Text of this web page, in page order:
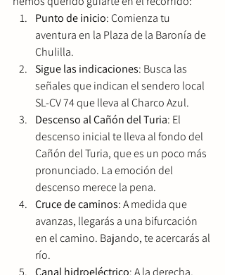
Punto de inicio: Comienza tu
aventura en la Plaza de la Baronía de
Chulilla.
Sigue las indicaciones: Busca las
señales que indican el sendero local
SL-CV 74 que lleva al Charco Azul.
Descenso al Cañón del Turia: El
descenso inicial te lleva al fondo del
Cañón del Turia, que es un poco más
pronunciado. La emoción del
descenso merece la pena.
Cruce de caminos: A medida que
avanzas, llegarás a una bifurcación
en el camino. Bajando, te acercarás al
río.
Canal hidroeléctrico: A la derecha,